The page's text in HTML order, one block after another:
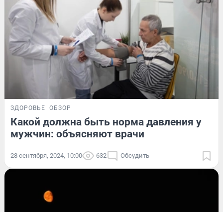
ЗДОРОВЬЕ ОБЗОР
Какой должна быть норма давления у
мужчин: объясняют врачи
28 сентября, 2024, 10:00 632 Обсудить